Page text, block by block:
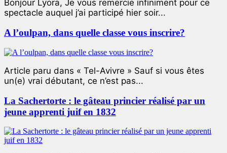
Bonjour Lyora, Je vous remercie infiniment pour ce
spectacle auquel j’ai participé hier soir...
A l’oulpan, dans quelle classe vous inscrire?
Article paru dans « Tel-Avivre » Sauf si vous êtes
un(e) vrai débutant, ce n’est pas...
La Sachertorte : le gâteau princier réalisé par un
jeune apprenti juif en 1832